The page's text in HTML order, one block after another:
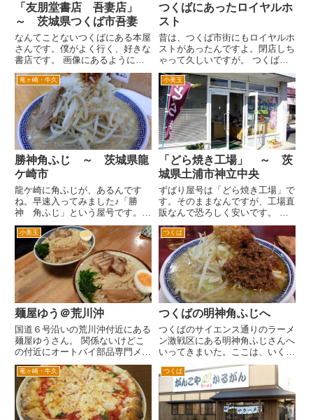
「友朋堂書店 吾妻店」
～ 茨城県つくば市吾妻
なんてことないつくばにある本屋
さんです。僕がよく行く、好きな
書店です。 画像にあるように煙
突みたいに突き出た「本」という
文字だけのネオンが夜になるとと
ても目立ちます。 ちょっと奥ま
っていてわかりづらい場所です
が、いつも混んでますね。研究学
園...
つくばにあったロイヤルホ
スト
昔は、つくば市街にもロイヤルホ
ストがあったんですよ。閉店しち
ゃって久しいですが。 つくばセ
ンター付近の学園西大通とＲ４０
８が交差する学園の要衝「学園
西」交差点に以前あったロイヤル
ホストの店舗です。住所は、つく
ば市東新井付近です。 現在は、
写...
竜ヶ崎・牛久
勝神角ふじ ～ 茨城県龍
ケ崎市
龍ケ崎に角ふじが、あるんです
ね。早速入ってみました♪「勝
神 角ふじ」という屋号です。
おなじみ角ふじらしい看板です。
場所は、国道6号線の牛久沼脇の
龍ケ崎ニュータウンに行く道をひ
たすらすすみます。 イトーヨー
カドーを過ぎて、中根の交差点も
過ぎ...
小美玉
「どら焼き工場」 ～ 茨
城県土浦市神立中央
ずばり屋号は「どら焼き工場」で
す。そのままなんですが、工場直
販なんで恐ろしく安いです。 オ
ーソドックスで直径１２センチの
「ジャンボどら焼き」は、な、な
んと５０円（税抜き）、栗どら焼
きが８０円（税抜き）という今ど
き考えられない価格です。工場
直...
小美玉
麺屋ゆう＠荒川沖
国道６号沿いの荒川沖付近にある
麺屋ゆうさん。 関係ないけどこ
の付近にオートバイ部品専門メー
カーの南海部品のお店があった
が、最近みかけないな。閉店しち
ゃったのかな。 店内には、いろ
いろご案内がでていて、楽しいで
す。 調味料が、きれいにおいて
つくば
つくばの明神角ふじへ
つくばのサイエンス通りのラーメ
ン激戦区にある明神角ふじさんへ
いってきまいた。ここは、いく度
に店員さんが違うような。 茨城
大勝軒グループ内で人のシフトを
しているのだろうか。あるいは、
たまたまだろうか。 すいている
時は、いつもは座敷へ座れるの
竜ヶ崎・牛久 つくば